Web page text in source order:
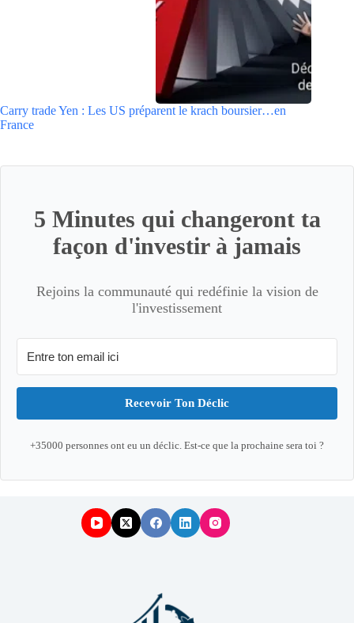
Carry trade Yen : Les US préparent le krach boursier…en
France
5 Minutes qui changeront ta
façon d'investir à jamais
Rejoins la communauté qui redéfinie la vision de
l'investissement
Recevoir Ton Déclic
+35000 personnes ont eu un déclic. Est-ce que la prochaine sera toi ?